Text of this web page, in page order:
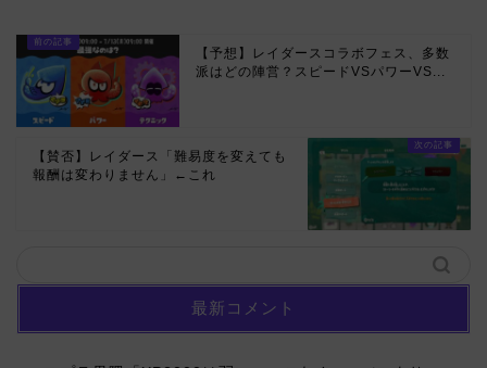
【予想】レイダースコラボフェス、多数
派はどの陣営？スピードVSパワーVS...
【賛否】レイダース「難易度を変えても
報酬は変わりません」←これ
最新コメント